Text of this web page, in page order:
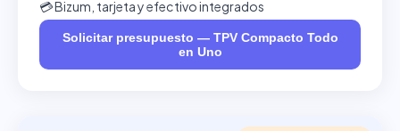
💳 Bizum, tarjeta y efectivo integrados
Solicitar presupuesto — TPV Compacto Todo
en Uno